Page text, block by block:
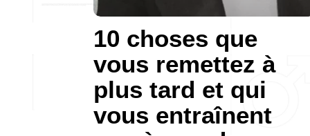
10 choses que
vous remettez à
plus tard et qui
vous entraînent